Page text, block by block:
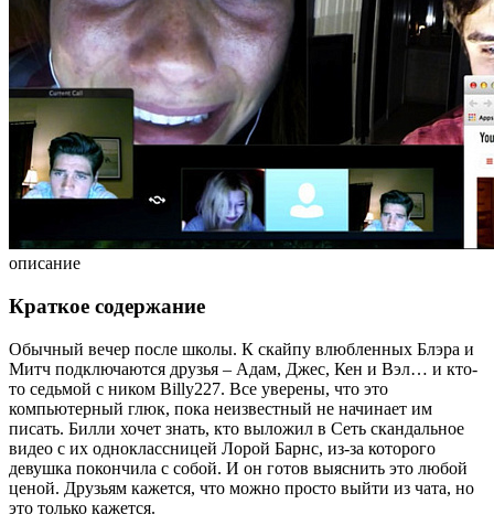
описание
Краткое содержание
Обычный вечер после школы. К скайпу влюбленных Блэра и
Митч подключаются друзья – Адам, Джес, Кен и Вэл… и кто-
то седьмой с ником Billy227. Все уверены, что это
компьютерный глюк, пока неизвестный не начинает им
писать. Билли хочет знать, кто выложил в Сеть скандальное
видео с их одноклассницей Лорой Барнс, из-за которого
девушка покончила с собой. И он готов выяснить это любой
ценой. Друзьям кажется, что можно просто выйти из чата, но
это только кажется.